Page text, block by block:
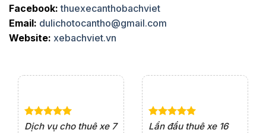
Facebook: thuexecanthobachviet
Email: dulichotocantho@gmail.com
Website: xebachviet.vn
Dịch vụ cho thuê xe 7
Lần đầu thuê xe 16